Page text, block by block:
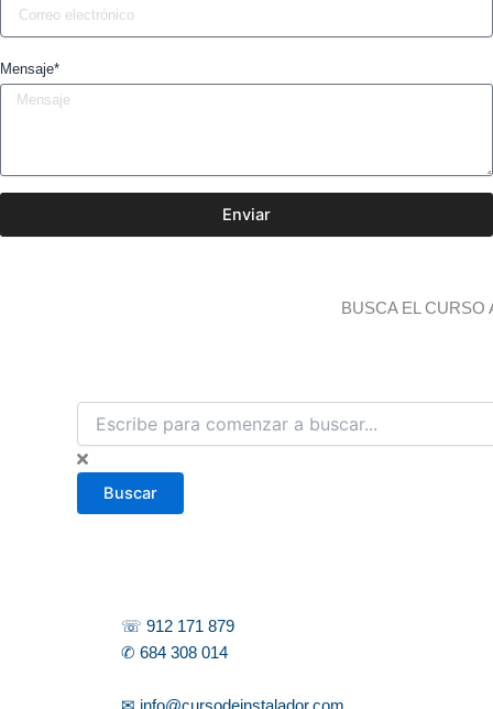
Mensaje*
Enviar
BUSCA EL CURSO
B
s
c
Buscar
☏ 912 171 879
✆ 684 308 014
✉ info@cursodeinstalador.com